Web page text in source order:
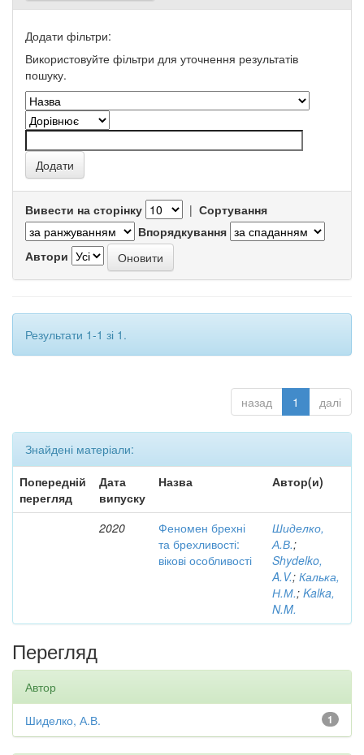
Додати фільтри:
Використовуйте фільтри для уточнення результатів
пошуку.
Вивести на сторінку | Сортування
Впорядкування
Автори
Результати 1-1 зі 1.
назад 1 далі
Знайдені матеріали:
Попередній
перегляд
Дата
випуску
Назва Автор(и)
2020
Феномен брехні
та брехливості:
вікові особливості
Шиделко,
А.В.;
Shydelko,
A.V.; Калька,
Н.М.; Kalka,
N.M.
Перегляд
Автор
1
Шиделко, А.В.